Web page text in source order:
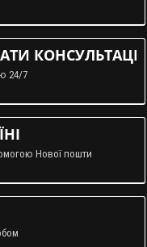
24/7
Нової пошти